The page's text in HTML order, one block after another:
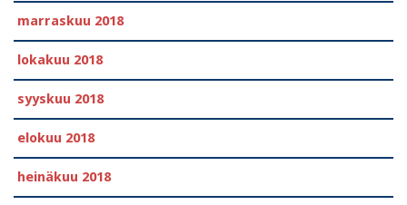
marraskuu 2018
lokakuu 2018
syyskuu 2018
elokuu 2018
heinäkuu 2018